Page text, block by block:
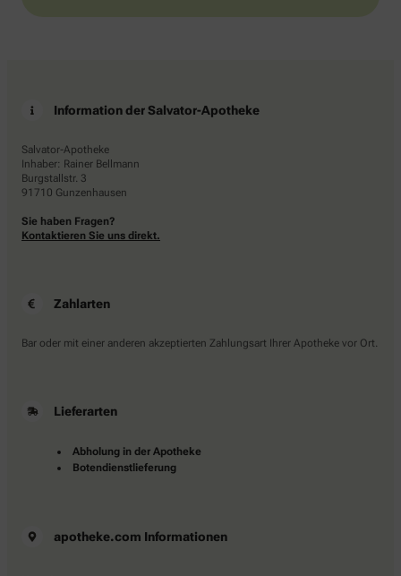
Information der Salvator-Apotheke
Salvator-Apotheke
Inhaber: Rainer Bellmann
Burgstallstr. 3
91710 Gunzenhausen
Sie haben Fragen?
Kontaktieren Sie uns direkt.
Zahlarten
Bar oder mit einer anderen akzeptierten Zahlungsart Ihrer Apotheke vor Ort.
Lieferarten
Abholung in der Apotheke
Botendienstlieferung
apotheke.com Informationen